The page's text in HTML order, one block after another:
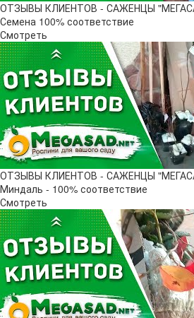
ОТЗЫВЫ КЛИЕНТОВ - САЖЕНЦЫ
Семена 100% соответствие
Смотреть
ОТЗЫВЫ КЛИЕНТОВ - САЖЕНЦЫ
Миндаль - 100% соответствие
Смотреть